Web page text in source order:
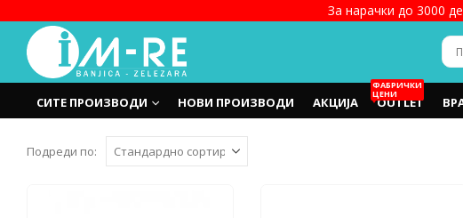
За нарачки до 3000
СИТЕ ПРОИЗВОДИ НОВИ ПРОИЗВОДИ АКЦИЈА OUTLET
ФАБРИЧКИ
ЦЕНИ
Подреди по: